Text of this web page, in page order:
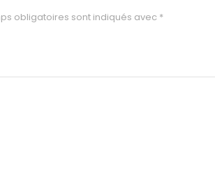
obligatoires sont indiqués avec *